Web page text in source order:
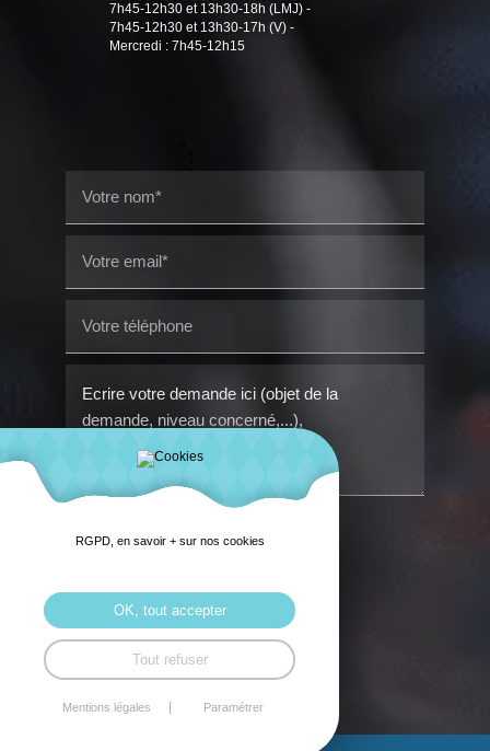
7h45-12h30 et 13h30-18h (LMJ) -
7h45-12h30 et 13h30-17h (V) -
Mercredi : 7h45-12h15
Envoyer
RGPD, en savoir + sur nos cookies
OK, tout accepter
Tout refuser
Mentions légales Paramétrer